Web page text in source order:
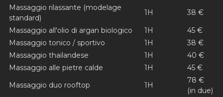
Massaggio rilassante (modelage
standard)
1H
38 €
Massaggio all'olio di argan biologico
1H
45 €
Massaggio tonico / sportivo
1H
38 €
Massaggio thailandese
1H
40 €
Massaggio alle pietre calde
1H
45 €
Massaggio duo rooftop
1H
78 €
(in due)